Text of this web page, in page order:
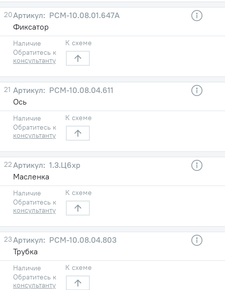
20
РСМ-10.08.01.647А
Фиксатор
Наличие
Обратитесь к
консультанту
К схеме
21
РСМ-10.08.04.611
Ось
Наличие
Обратитесь к
консультанту
К схеме
22
1.3.Ц6хр
Масленка
Наличие
Обратитесь к
консультанту
К схеме
23
РСМ-10.08.04.803
Трубка
Наличие
Обратитесь к
консультанту
К схеме